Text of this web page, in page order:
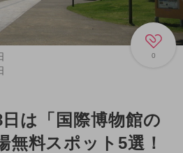
0
日は「国際博物館の
無料スポット5選！